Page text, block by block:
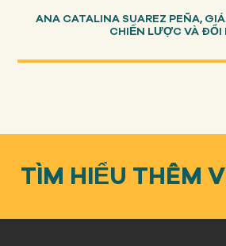
ANA CATALINA SUAREZ PEÑA,
CHIẾN LƯỢC VÀ ĐỔI
TÌM HIỂU THÊM